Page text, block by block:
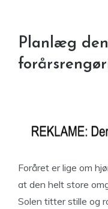
Planlæg
Foråret er lige om
at den helt store
Solen titter stille og